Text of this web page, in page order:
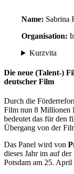
Name: Sabrina
Organisation:
Kurzvita
Die neue (Talent-)
deutscher Film
Durch die
Film nun 8 Millionen
bedeutet das für den
Übergang von der
Das Panel wird von
dieses Jahr im auf
Potsdam am 25.